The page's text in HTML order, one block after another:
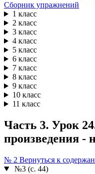
Сборник упражнений
1 класс
2 класс
3 класс
4 класс
5 класс
6 класс
7 класс
8 класс
9 класс
10 класс
11 класс
Часть 3. Урок
произведения -
№ 2 Вернуться к
№3 (с. 44)